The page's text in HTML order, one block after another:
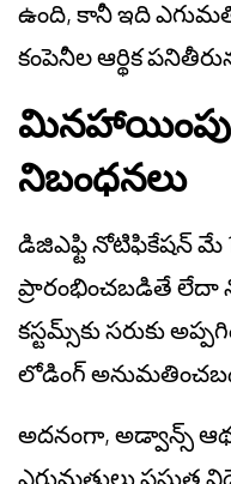
ఉంది, కానీ ఇది
కంపెనీల ఆర్థిక
నిబంధనలు
డిజిఎఫ్టి నోటిఫికేషన్ మే
ప్రారంభించబడితే లేదా
కస్టమ్స్‌కు సరుకు
లోడింగ్
అదనంగా, అడ్వాన్స్
ఎగుమతులు